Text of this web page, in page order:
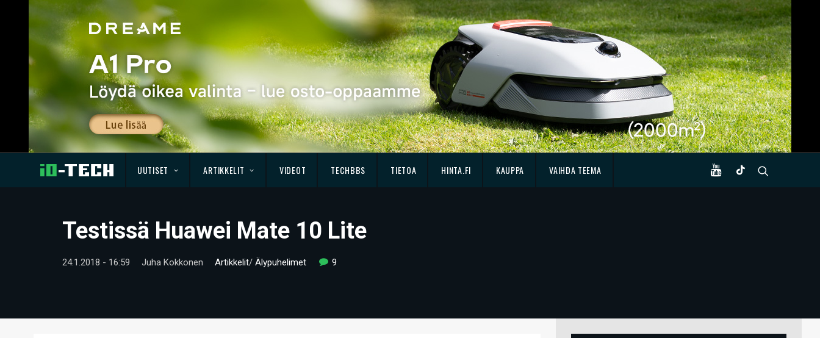
UUTISET ARTIKKELIT VIDEOT TECHBBS TIETOA HINTA.FI KAUPPA VAIHDA TEEMA
Testissä Huawei Mate 10 Lite
24.1.2018 - 16:59 Juha Kokkonen Artikkelit/ Älypuhelimet 9